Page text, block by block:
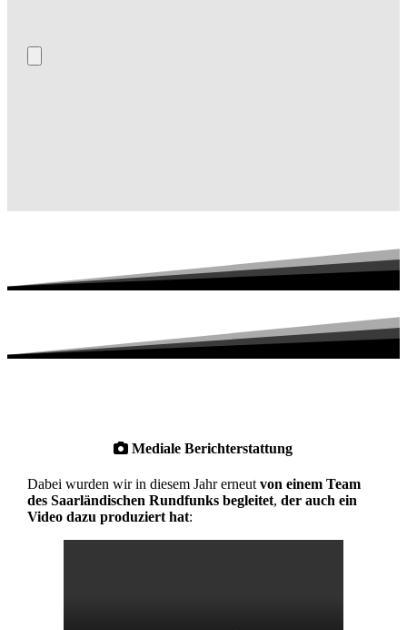
Mediale Berichterstattung
Dabei wurden wir in diesem Jahr erneut von einem Team
des Saarländischen Rundfunks begleitet, der auch ein
Video dazu produziert hat: